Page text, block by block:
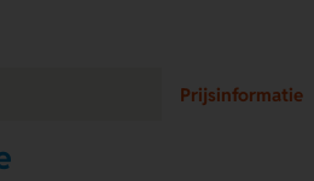
Prijsinformatie